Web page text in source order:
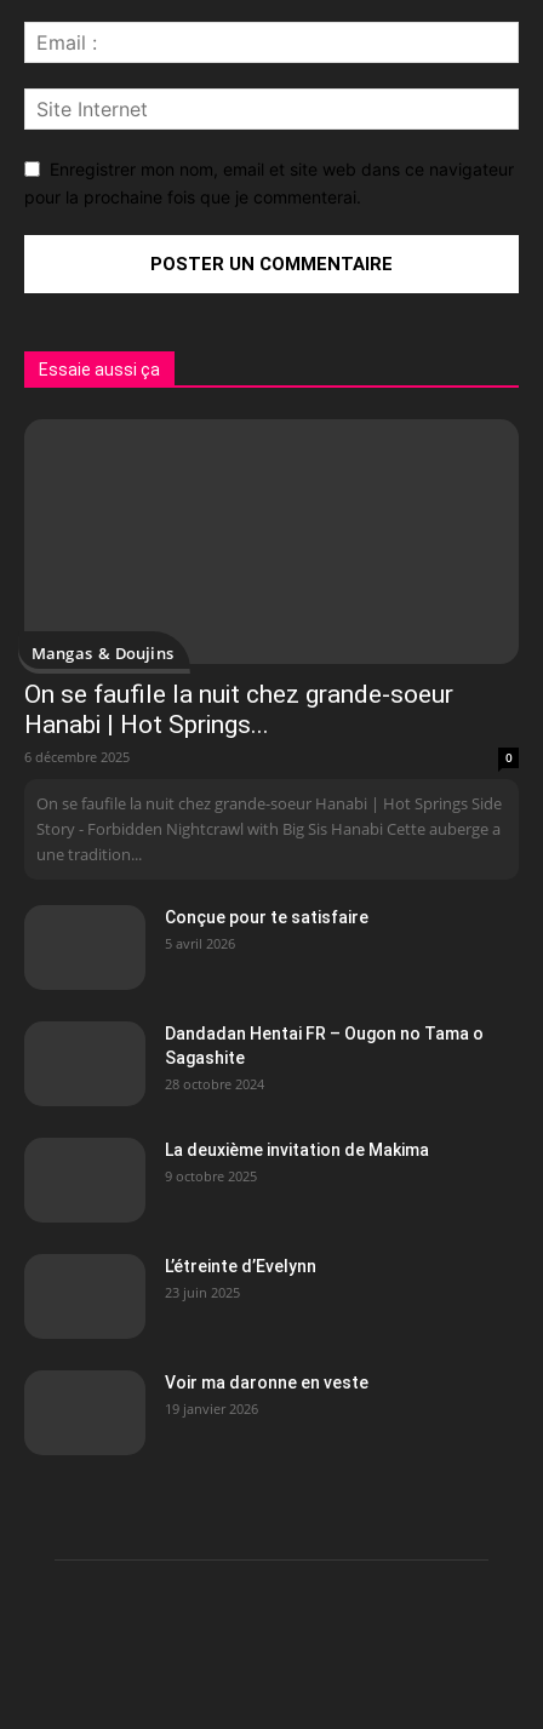
Enregistrer mon nom, email et site web dans ce navigateur
pour la prochaine fois que je commenterai.
Essaie aussi ça
Mangas & Doujins
On se faufile la nuit chez grande-soeur
Hanabi | Hot Springs...
6 décembre 2025 0
On se faufile la nuit chez grande-soeur Hanabi | Hot Springs Side
Story - Forbidden Nightcrawl with Big Sis Hanabi Cette auberge a
une tradition...
Conçue pour te satisfaire
5 avril 2026
Dandadan Hentai FR – Ougon no Tama o
Sagashite
28 octobre 2024
La deuxième invitation de Makima
9 octobre 2025
L’étreinte d’Evelynn
23 juin 2025
Voir ma daronne en veste
19 janvier 2026